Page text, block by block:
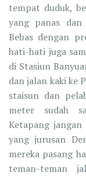
tempat duduk,
yang panas
Bebas dengan
hati-hati juga
di Stasiun
dan jalan kaki ke
staisun dan
meter sudah
Ketapang
yang jurusan
mereka pasang
teman-teman